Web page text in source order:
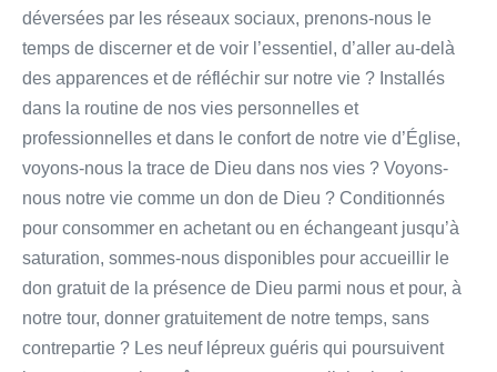
déversées par les réseaux sociaux, prenons-nous le
temps de discerner et de voir l’essentiel, d’aller au-delà
des apparences et de réfléchir sur notre vie ? Installés
dans la routine de nos vies personnelles et
professionnelles et dans le confort de notre vie d’Église,
voyons-nous la trace de Dieu dans nos vies ? Voyons-
nous notre vie comme un don de Dieu ? Conditionnés
pour consommer en achetant ou en échangeant jusqu’à
saturation, sommes-nous disponibles pour accueillir le
don gratuit de la présence de Dieu parmi nous et pour, à
notre tour, donner gratuitement de notre temps, sans
contrepartie ? Les neuf lépreux guéris qui poursuivent